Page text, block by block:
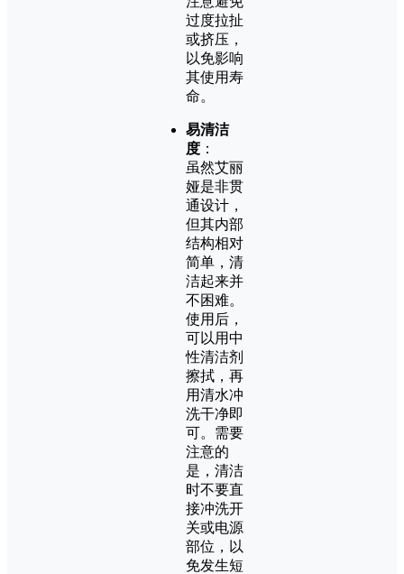
过度拉扯
或挤压，
以免影响
其使用寿
命。
易清洁
度 ：
虽然艾丽
娅是非贯
通设计，
但其内部
结构相对
简单，清
洁起来并
不困难。
使用后，
可以用中
性清洁剂
擦拭，再
用清水冲
洗干净即
可。需要
注意的
是，清洁
时不要直
接冲洗开
关或电源
部位，以
免发生短